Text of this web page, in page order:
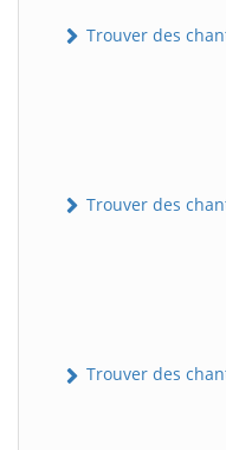
Trouver des
Trouver des
Trouver des